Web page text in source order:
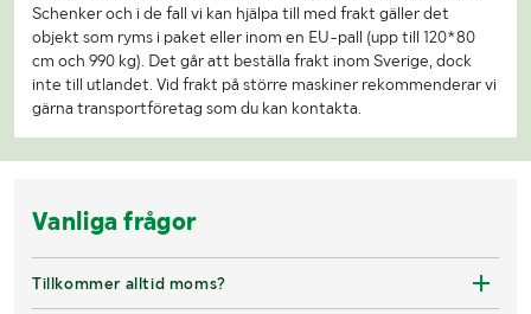
Schenker och i de fall vi kan hjälpa till med frakt gäller det
objekt som ryms i paket eller inom en EU-pall (upp till 120*80
cm och 990 kg). Det går att beställa frakt inom Sverige, dock
inte till utlandet. Vid frakt på större maskiner rekommenderar vi
gärna transportföretag som du kan kontakta.
Vanliga frågor
Tillkommer alltid moms?